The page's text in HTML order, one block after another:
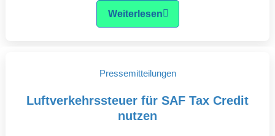
Weiterlesen
Pressemitteilungen
Luftverkehrssteuer für SAF Tax Credit
nutzen